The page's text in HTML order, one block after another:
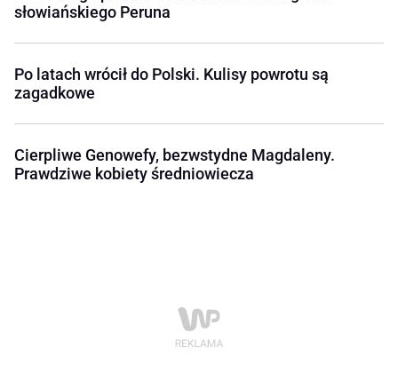
słowiańskiego Peruna
Po latach wrócił do Polski. Kulisy powrotu są
zagadkowe
Cierpliwe Genowefy, bezwstydne Magdaleny.
Prawdziwe kobiety średniowiecza